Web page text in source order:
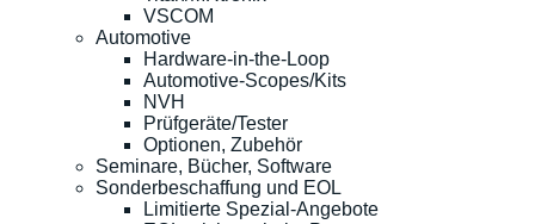
VSCOM
Automotive
Hardware-in-the-Loop
Automotive-Scopes/Kits
NVH
Prüfgeräte/Tester
Optionen, Zubehör
Seminare, Bücher, Software
Sonderbeschaffung und EOL
Limitierte Spezial-Angebote